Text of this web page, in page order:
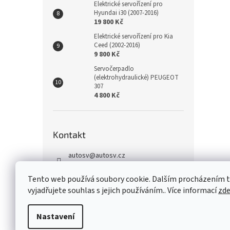
Tento web používá soubory cookie. Dalším procházením
vyjadřujete souhlas s jejich používáním.. Více informacízde
Nastavení
Elektrické servořízení pro
Hyundai i30 (2007-2016)
19 800 Kč
Elektrické servořízení pro Kia
Ceed (2002-2016)
9 800 Kč
Servočerpadlo
(elektrohydraulické) PEUGEOT
307
4 800 Kč
Kontakt
autosv@autosv.cz
+420 739 933 279